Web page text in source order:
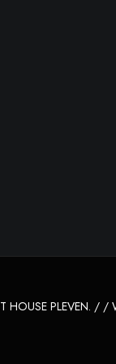
HOUSE PLEVEN. / /